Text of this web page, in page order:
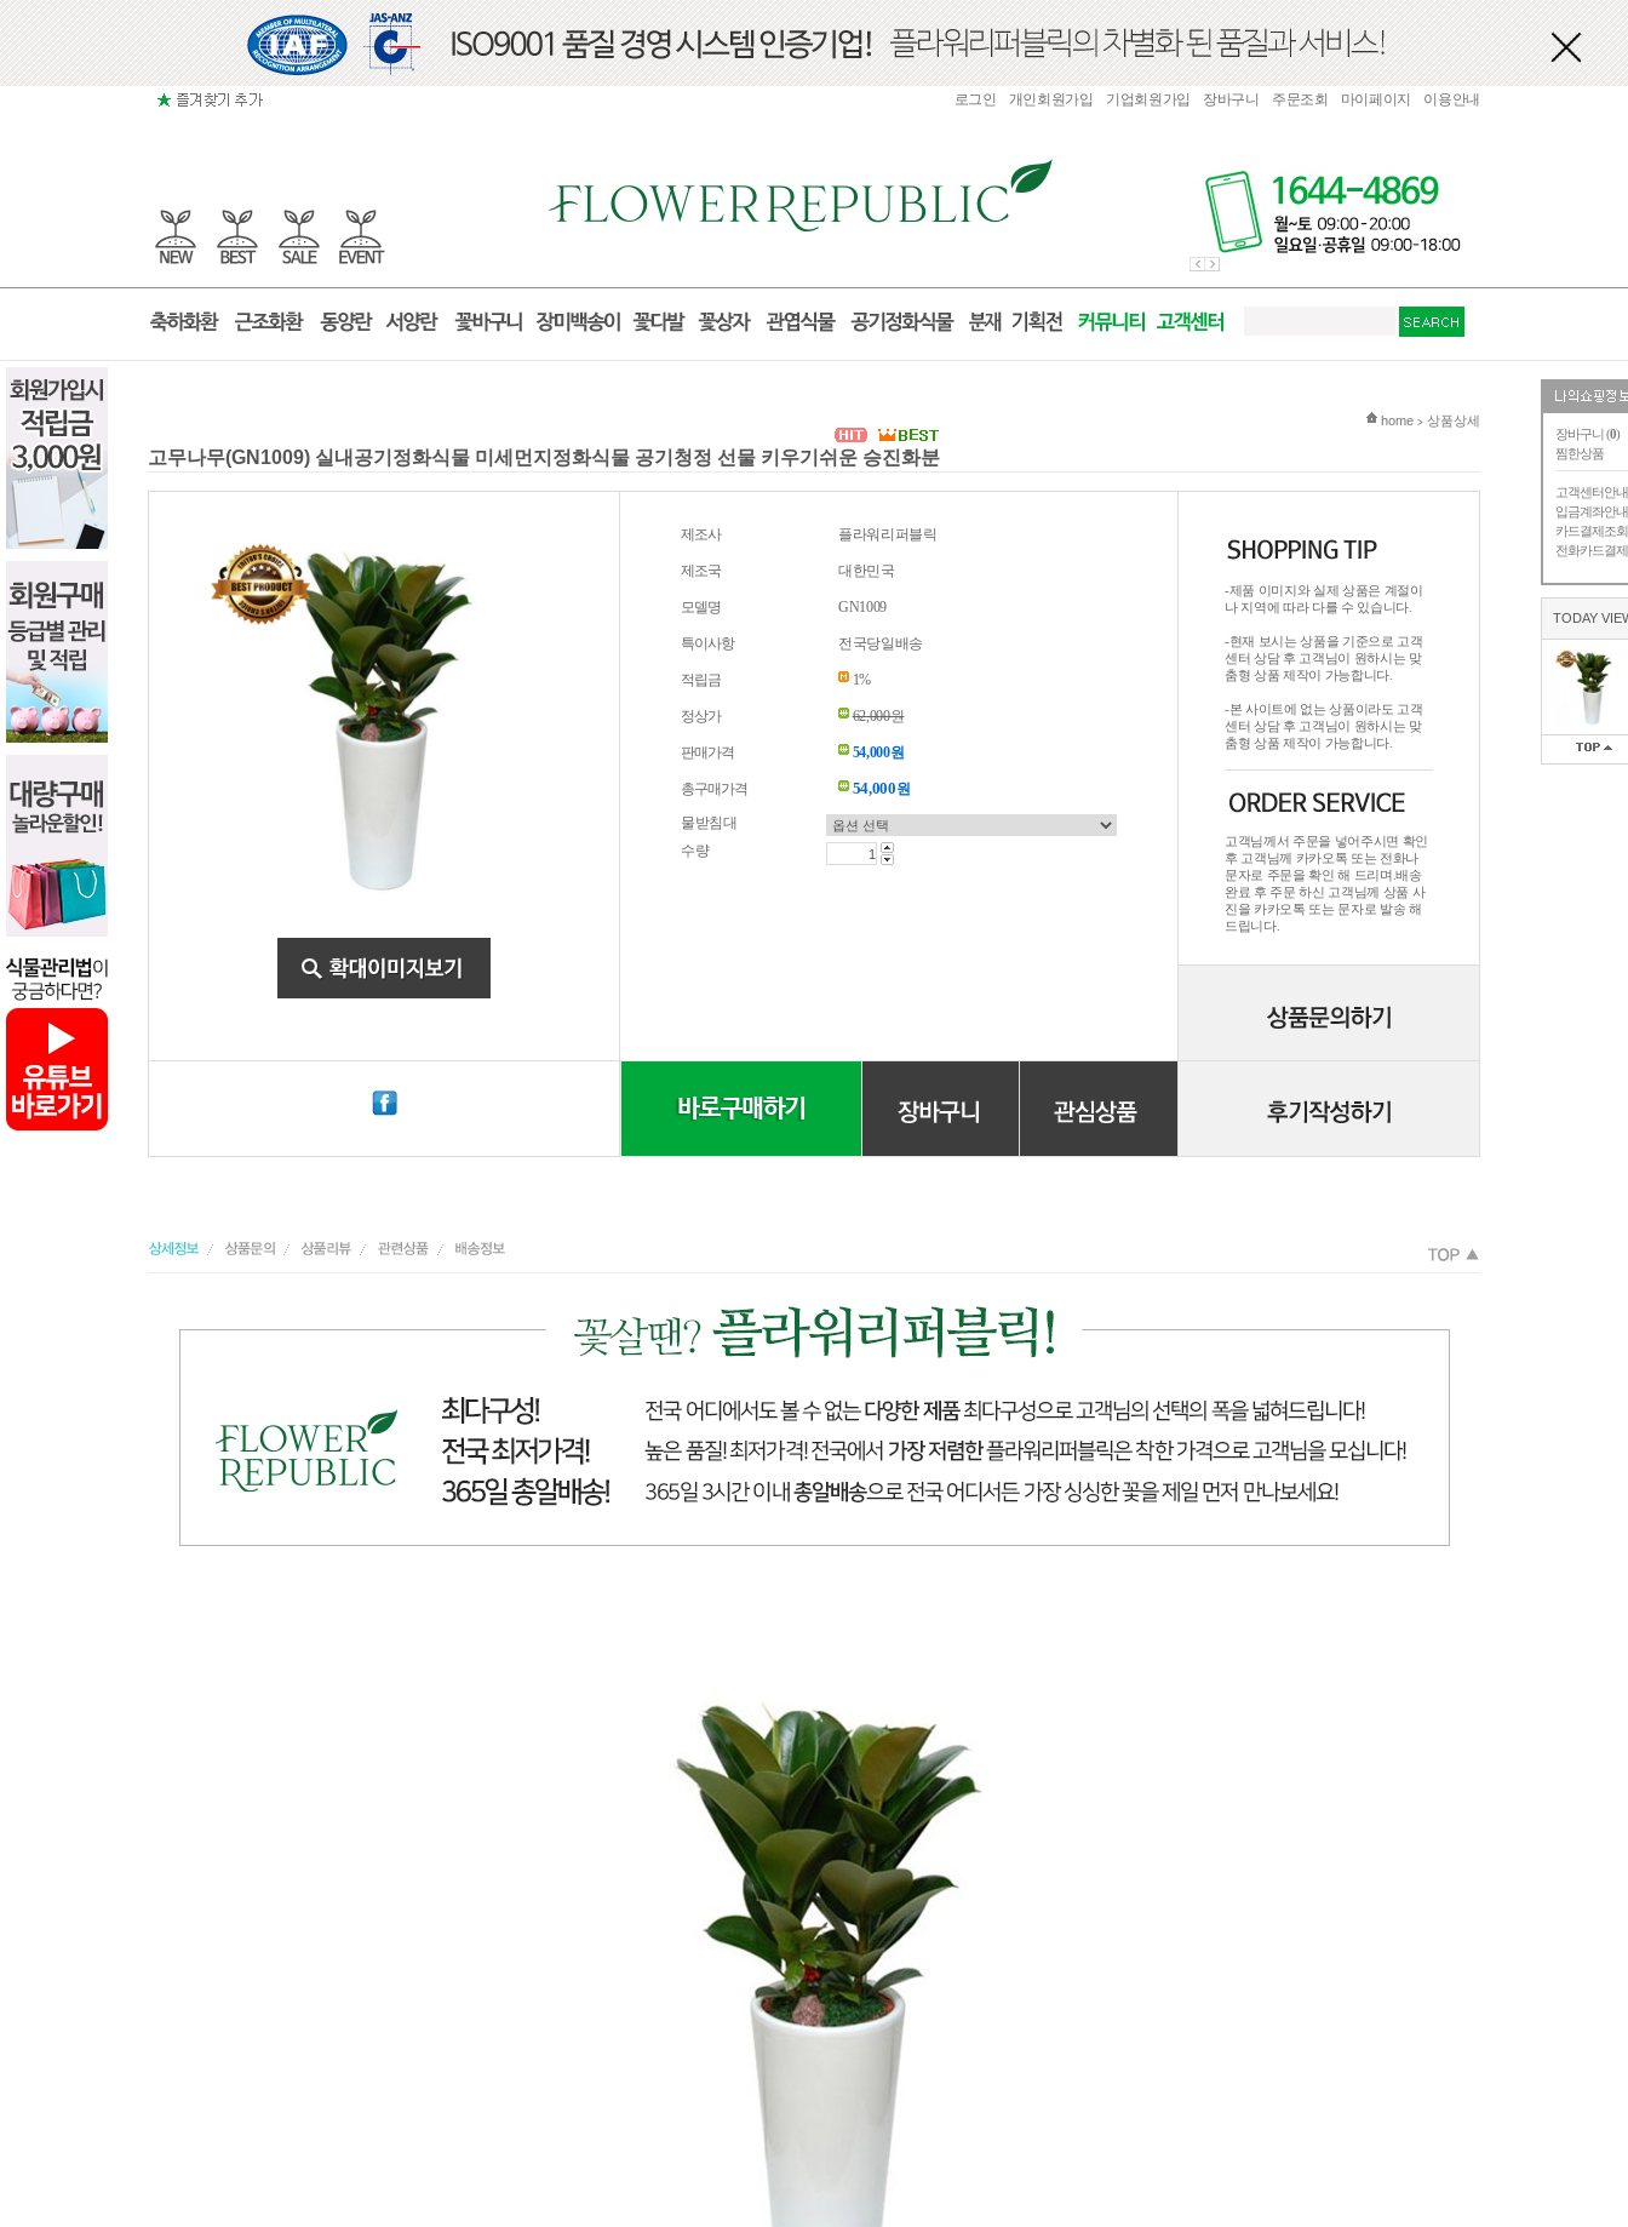
장바구니 (0)
찜한상품
고객센터안내
입금계좌안내
카드결제조회
전화카드결제
TODAY
로그인 개인회원가입 기업회원가입 장바구니 주문조회 마이페이지 이용안내
현재 위치
home > 상품상세
고무나무(GN1009) 실내공기정화식물 미세먼지정화식물 공기청정 선물 키우기쉬운 승진화분
제조사 플라워리퍼블릭
제조국 대한민국
모델명 GN1009
특이사항 전국당일배송
적립금 1%
정상가 62,000원
판매가격 54,000원
총구매가격 54,000원
물받침대
수량
-제품 이미지와 실제 상품은 계절이
나 지역에 따라 다를 수 있습니다.
-현재 보시는 상품을 기준으로 고객
센터 상담 후 고객님이 원하시는 맞
춤형 상품 제작이 가능합니다.
-본 사이트에 없는 상품이라도 고객
센터 상담 후 고객님이 원하시는 맞
춤형 상품 제작이 가능합니다.
고객님께서 주문을 넣어주시면 확인
후 고객님께 카카오톡 또는 전화나
문자로 주문을 확인 해 드리며.배송
완료 후 주문 하신 고객님께 상품 사
진을 카카오톡 또는 문자로 발송 해
드립니다.